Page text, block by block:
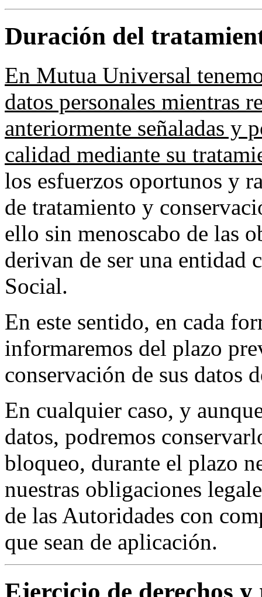
Duración del
En Mutua Universal
datos personales mientras
anteriormente señaladas y
calidad mediante su
los esfuerzos oportunos y
de tratamiento y
ello sin menoscabo de las
derivan de ser una entidad
Social.
En este sentido, en cada
informaremos del plazo
conservación de sus datos
En cualquier caso, y
datos, podremos
bloqueo, durante el plazo
nuestras obligaciones
de las Autoridades con
que sean de aplicación.
Ejercicio de derechos